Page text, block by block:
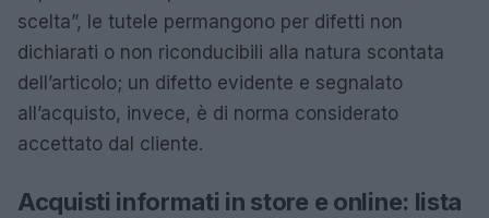
scelta”, le tutele permangono per difetti non
dichiarati o non riconducibili alla natura scontata
dell’articolo; un difetto evidente e segnalato
all’acquisto, invece, è di norma considerato
accettato dal cliente.
Acquisti informati in store e online: lista